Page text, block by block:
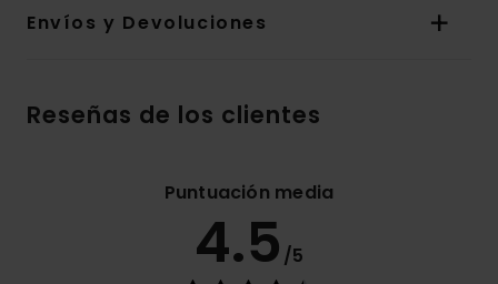
Envíos y Devoluciones
Reseñas de los clientes
Puntuación media
4.5 /5